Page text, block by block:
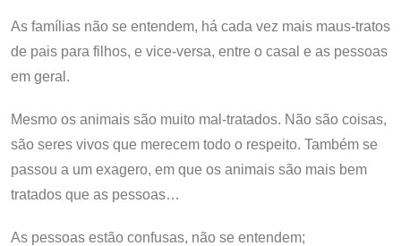
As famílias não se entendem, há cada vez mais maus-tratos
de pais para filhos, e vice-versa, entre o casal e as pessoas
em geral.
Mesmo os animais são muito mal-tratados. Não são coisas,
são seres vivos que merecem todo o respeito. Também se
passou a um exagero, em que os animais são mais bem
tratados que as pessoas…
As pessoas estão confusas, não se entendem;